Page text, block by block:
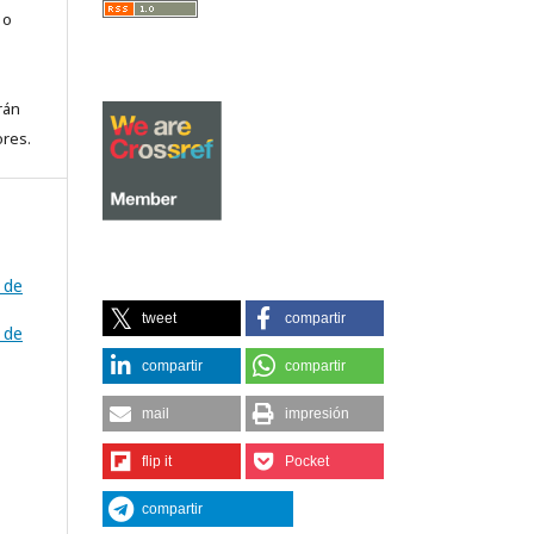
tweet compartir
compartir compartir
mail impresión
flip it Pocket
compartir